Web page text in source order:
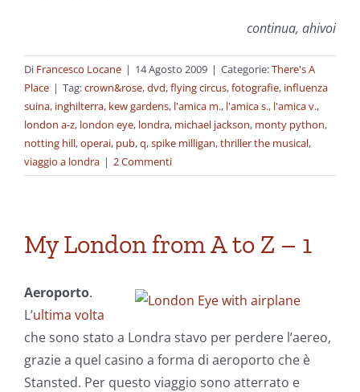
continua, ahivoi
Di Francesco Locane | 14 Agosto 2009 | Categorie:There's A
Place | Tag:crown&rose,dvd,flying circus,fotografie, influenza
suina, inghilterra, kew gardens, l'amica m., l'amica s., l'amica v.,
london a-z, london eye, londra, michael jackson, monty python,
notting hill,operai, pub,q,spike milligan,thriller the musical,
viaggio a londra | 2 Commenti
My London from A to Z – 1
Aeroporto.
L’ultima volta
che sono stato a Londra stavo per perdere l’aereo,
grazie a quel casino a forma di aeroporto che è
Stansted. Per questo viaggio sono atterrato e